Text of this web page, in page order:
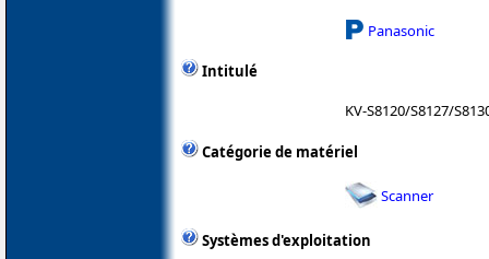
Panasonic
Intitulé
KV-S8120/S8127/
Catégorie de matériel
Scanner
Systèmes d'exploitation